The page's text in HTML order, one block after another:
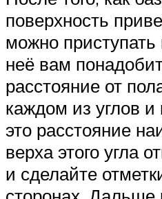
поверхность
можно приступать
неё вам
расстояние от
каждом из углов и
это расстояние
верха этого угла
и сделайте